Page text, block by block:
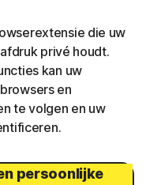
die uw
privé houdt.
kan uw
en
te volgen en uw
persoonlijke